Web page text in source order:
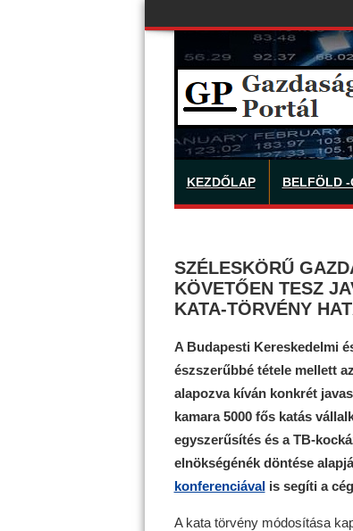
KEZDŐLAP BELFÖLD
SZÉLESKÖRŰ
KÖVETŐEN TESZ
KATA-TÖRVÉNY
A Budapesti Kereskedelmi
észszerűbbé tétele mellett
alapozva kíván konkrét
kamara 5000 fős katás
egyszerűsítés és a TB-
elnökségénék döntése
konferenciávalis segíti a
A kata törvény módosítása